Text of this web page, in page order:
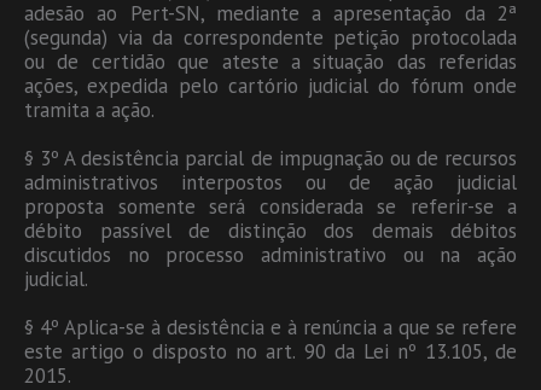
adesão ao Pert-SN, mediante a apresentação da 2ª
(segunda) via da correspondente petição protocolada
ou de certidão que ateste a situação das referidas
ações, expedida pelo cartório judicial do fórum onde
tramita a ação.
§ 3º A desistência parcial de impugnação ou de recursos
administrativos interpostos ou de ação judicial
proposta somente será considerada se referir-se a
débito passível de distinção dos demais débitos
discutidos no processo administrativo ou na ação
judicial.
§ 4º Aplica-se à desistência e à renúncia a que se refere
este artigo o disposto no art. 90 da Lei nº 13.105, de
2015.